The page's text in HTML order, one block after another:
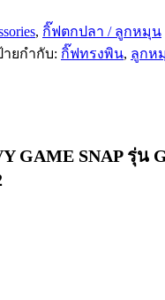
, กิ๊ฟตกปลา / ลูกหมุน
ายกำกับ: กิ๊ฟทรงพิน, ลูกห
GAME SNAP รุ่น